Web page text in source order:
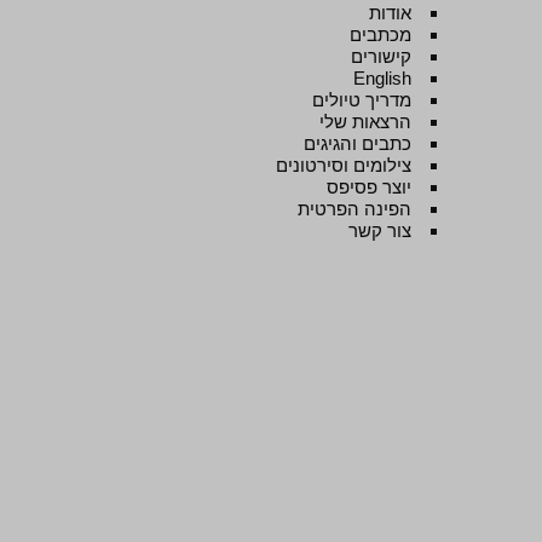
אודות
מכתבים
קישורים
English
מדריך טיולים
הרצאות שלי
כתבים והגיגים
צילומים וסירטונים
יוצר פסיפס
הפינה הפרטית
צור קשר